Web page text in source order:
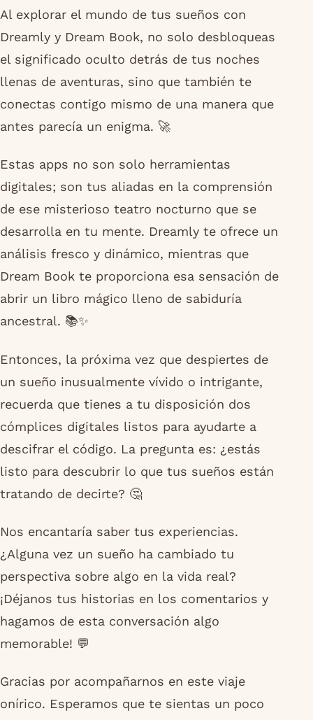
Al explorar el mundo de tus sueños con
Dreamly y Dream Book, no solo desbloqueas
el significado oculto detrás de tus noches
llenas de aventuras, sino que también te
conectas contigo mismo de una manera que
antes parecía un enigma. 🚀
Estas apps no son solo herramientas
digitales; son tus aliadas en la comprensión
de ese misterioso teatro nocturno que se
desarrolla en tu mente. Dreamly te ofrece un
análisis fresco y dinámico, mientras que
Dream Book te proporciona esa sensación de
abrir un libro mágico lleno de sabiduría
ancestral. 📚✨
Entonces, la próxima vez que despiertes de
un sueño inusualmente vívido o intrigante,
recuerda que tienes a tu disposición dos
cómplices digitales listos para ayudarte a
descifrar el código. La pregunta es: ¿estás
listo para descubrir lo que tus sueños están
tratando de decirte? 🤔
Nos encantaría saber tus experiencias.
¿Alguna vez un sueño ha cambiado tu
perspectiva sobre algo en la vida real?
¡Déjanos tus historias en los comentarios y
hagamos de esta conversación algo
memorable! 💬
Gracias por acompañarnos en este viaje
onírico. Esperamos que te sientas un poco